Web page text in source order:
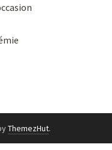
ThemezHut.